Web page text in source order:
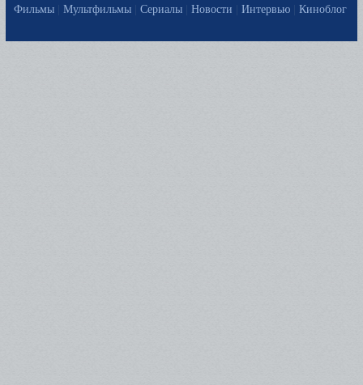
Фильмы
Мультфильмы Сериалы Новости Интервью Киноблог